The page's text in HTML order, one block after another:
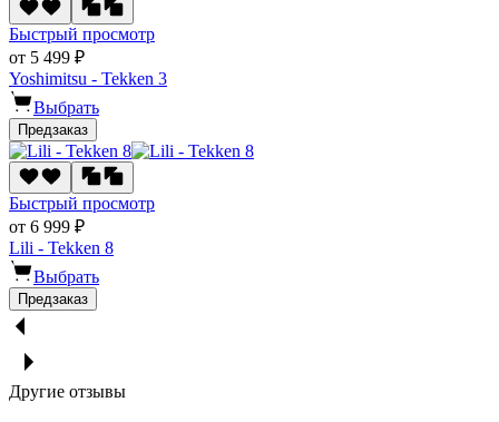
Быстрый просмотр
от 5 499 ₽
Yoshimitsu - Tekken 3
Выбрать
Предзаказ
Быстрый просмотр
от 6 999 ₽
Lili - Tekken 8
Выбрать
Предзаказ
Другие отзывы